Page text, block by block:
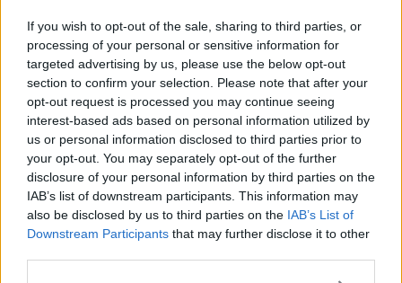
If you wish to opt-out of the sale, sharing to third parties, or
processing of your personal or sensitive information for
targeted advertising by us, please use the below opt-out
section to confirm your selection. Please note that after your
opt-out request is processed you may continue seeing
interest-based ads based on personal information utilized by
us or personal information disclosed to third parties prior to
your opt-out. You may separately opt-out of the further
disclosure of your personal information by third parties on the
IAB’s list of downstream participants. This information may
also be disclosed by us to third parties on the IAB’s List of
Downstream Participants that may further disclose it to other
Larissa Iapichino quinta nella finale europea
Il salto record di Larissa la porta fino a Tokyo
Gp Mugello, la Mercedes di Hamilton in pole
Gp Mugello, solo 1200 spettatori su 2880 posti
Gp F1 Mugello a porte chiuse ma hotel pieni
Salto in lungo, Larissa vola fino a 6,80 metri